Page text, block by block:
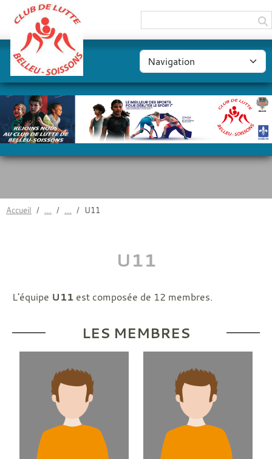
Accueil U11
U11
L'équipe U11 est composée de 12 membres.
LES MEMBRES
Panneau de gestion des cookies